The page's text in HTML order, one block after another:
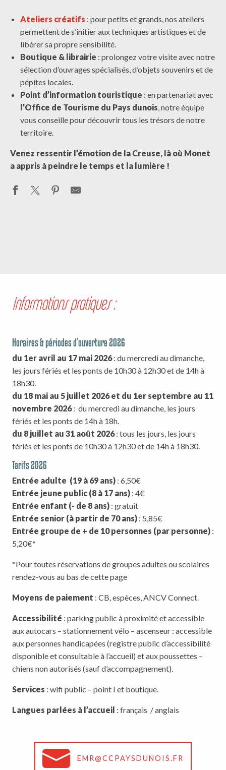
Ateliers créatifs : pour petits et grands, nos ateliers
permettent de s’initier aux techniques artistiques et de
libérer sa propre sensibilité.
Boutique & librairie : prolongez votre visite avec notre
sélection d’ouvrages spécialisés, d’objets souvenirs et de
pépites locales.
Point d’information touristique : en partenariat avec
l’Office de Tourisme du Pays dunois, notre équipe
vous conseille pour découvrir tous les trésors de notre
territoire.
Venez ressentir l’émotion de la Creuse, là où Monet
a appris à peindre le temps et la lumière !
Informations pratiques :
Horaires & périodes d’ouverture 2026
du 1er avril au 17 mai 2026: du mercredi au dimanche,
les jours fériés et les ponts de 10h30 à 12h30 et de 14h à
18h30.
du 18 mai au 5 juillet 2026 et du 1er septembre au 11
novembre 2026: du mercredi au dimanche, les jours
fériés et les ponts de 14h à 18h.
du 8 juillet au 31 août 2026: tous les jours, les jours
fériés et les ponts de 10h30 à 12h30 et de 14h à 18h30.
Tarifs 2026
Entrée adulte (19 à 69 ans) : 6,50€
Entrée jeune public (8 à 17 ans) : 4€
Entrée enfant (- de 8 ans) : gratuit
Entrée senior (à partir de 70 ans) : 5,85€
Entrée groupe de + de 10 personnes (par personne) :
5,20€*
*Pour toutes réservations de groupes adultes ou scolaires
rendez-vous au bas de cette page
Moyens de paiement : CB, espèces, ANCV Connect.
Accessibilité : parking public à proximité et accessible
aux autocars – stationnement vélo – ascenseur : accessible
aux personnes handicapées (registre public d’accessibilité
disponible et consultable à l’accueil) et aux poussettes –
chiens non autorisés (sauf d’accompagnement).
Services : wifi public – point I et boutique.
Langues parlées à l’accueil : français / anglais
EMR@CCPAYSDUNOIS.FR